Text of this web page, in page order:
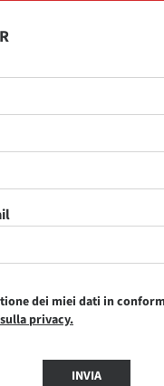
dei miei dati in
privacy.
INVIA